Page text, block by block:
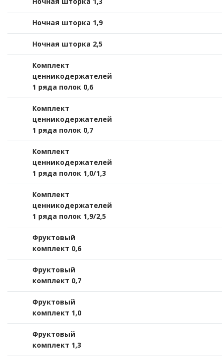
Ночная шторка 1,9
Ночная шторка 2,5
Комплект
ценникодержателей
1 ряда полок 0,6
Комплект
ценникодержателей
1 ряда полок 0,7
Комплект
ценникодержателей
1 ряда полок 1,0/1,3
Комплект
ценникодержателей
1 ряда полок 1,9/2,5
Фруктовый
комплект 0,6
Фруктовый
комплект 0,7
Фруктовый
комплект 1,0
Фруктовый
комплект 1,3